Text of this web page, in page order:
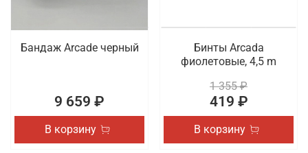
Бандаж Arcade черный
9 659 ₽
В корзину
Бинты Arcada
фиолетовые, 4,5 m
1 355 ₽
419 ₽
В корзину